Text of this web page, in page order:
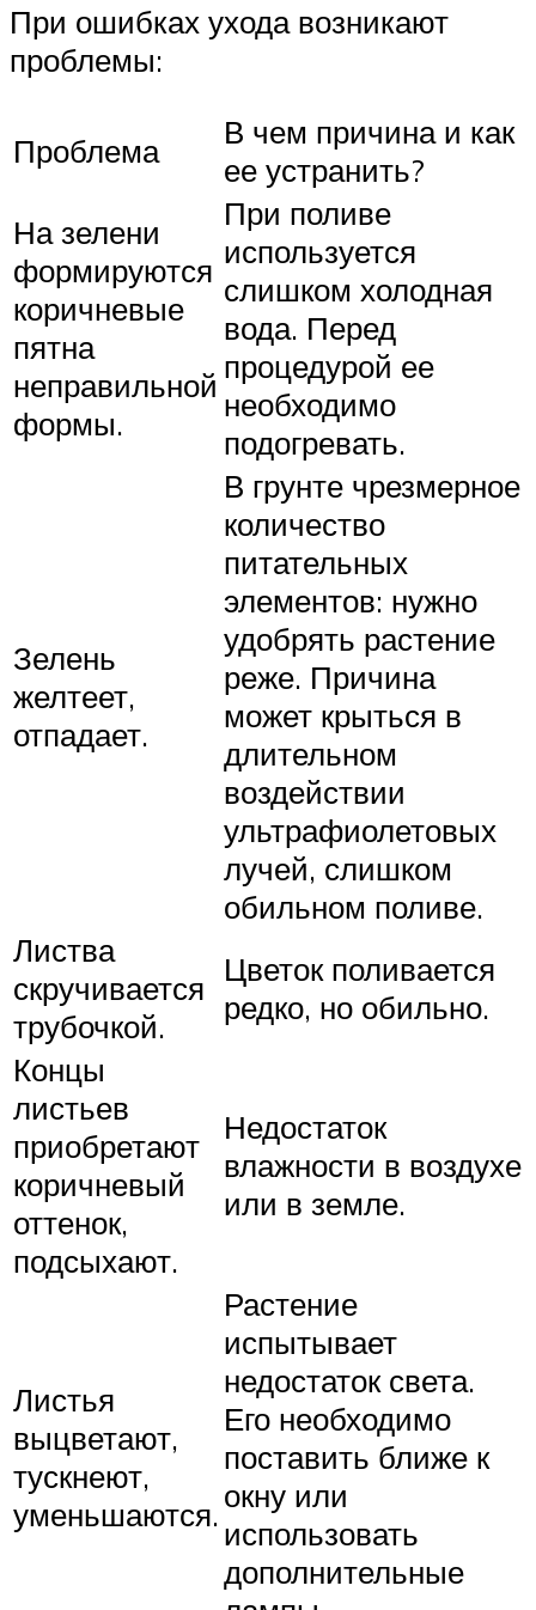
При ошибках ухода возникают
проблемы:
Проблема
В чем причина и как
ее устранить?
На зелени
формируются
коричневые
пятна
неправильной
формы.
При поливе
используется
слишком холодная
вода. Перед
процедурой ее
необходимо
подогревать.
Зелень
желтеет,
отпадает.
В грунте чрезмерное
количество
питательных
элементов: нужно
удобрять растение
реже. Причина
может крыться в
длительном
воздействии
ультрафиолетовых
лучей, слишком
обильном поливе.
Листва
скручивается
трубочкой.
Цветок поливается
редко, но обильно.
Концы
листьев
приобретают
коричневый
оттенок,
подсыхают.
Недостаток
влажности в воздухе
или в земле.
Листья
выцветают,
тускнеют,
уменьшаются.
Растение
испытывает
недостаток света.
Его необходимо
поставить ближе к
окну или
использовать
дополнительные